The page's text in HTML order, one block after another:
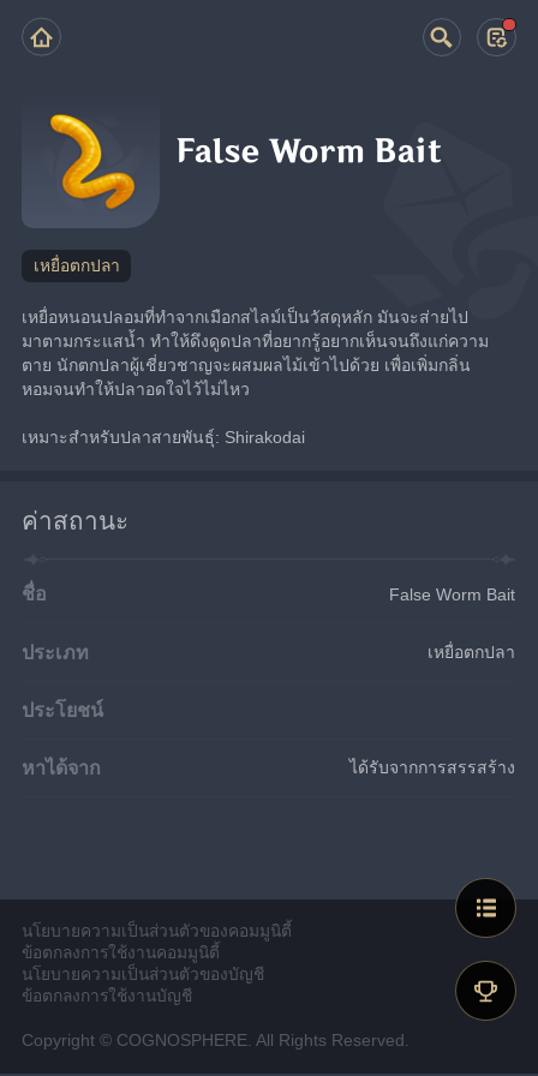
False Worm Bait
เหยื่อตกปลา
เหยื่อหนอนปลอมที่ทำจากเมือกสไลม์เป็นวัสดุหลัก มันจะส่ายไป
มาตามกระแสน้ำ ทำให้ดึงดูดปลาที่อยากรู้อยากเห็นจนถึงแก่ความ
ตาย นักตกปลาผู้เชี่ยวชาญจะผสมผลไม้เข้าไปด้วย เพื่อเพิ่มกลิ่น
หอมจนทำให้ปลาอดใจไว้ไม่ไหว
เหมาะสำหรับปลาสายพันธุ์: Shirakodai
ค่าสถานะ
ชื่อ False Worm Bait
ประเภท เหยื่อตกปลา
ประโยชน์
หาได้จาก ได้รับจากการสรรสร้าง
นโยบายความเป็นส่วนตัวของคอมมูนิตี้
ข้อตกลงการใช้งานคอมมูนิตี้
นโยบายความเป็นส่วนตัวของบัญชี
ข้อตกลงการใช้งานบัญชี
Copyright © COGNOSPHERE. All Rights Reserved.